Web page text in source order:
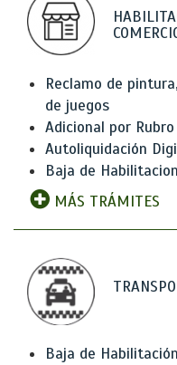
Reclamo de
de juegos
Adicional por Rubro
Autoliquidación
Baja de
MÁS TRÁMITES
Baja de